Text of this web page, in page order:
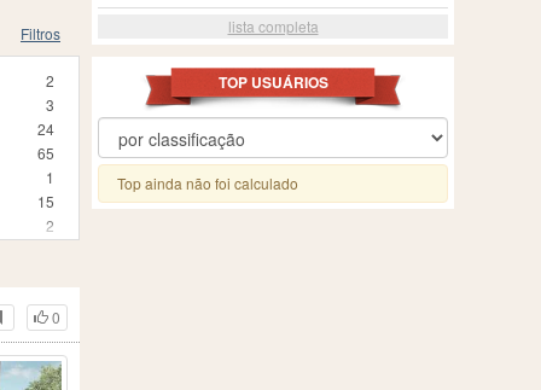
Filtros
2
3
24
65
1
15
2
3
4
2
0
lista completa
TOP USUÁRIOS
Top ainda não foi calculado